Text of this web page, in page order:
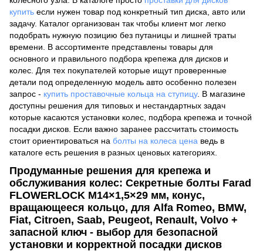
купить если нужен товар под конкретный тип диска, авто или
задачу. Каталог организован так чтобы клиент мог легко
подобрать нужную позицию без путаницы и лишней траты
времени. В ассортименте представлены товары для
основного и правильного подбора крепежа для дисков и
колес. Для тех покупателей которые ищут проверенные
детали под определенную модель авто особенно полезен
запрос - купить проставочные кольца на ступицу. В магазине
доступны решения для типовых и нестандартных задач
которые касаются установки колес, подбора крепежа и точной
посадки дисков. Если важно заранее рассчитать стоимость
стоит ориентироваться на болты на колеса цена ведь в
каталоге есть решения в разных ценовых категориях.
Продуманные решения для крепежа и
обслуживания колес: Секретные болты Farad
FLOWERLOCK M14×1,5×29 мм, конус,
вращающееся кольцо, для Alfa Romeo, BMW,
Fiat, Citroen, Saab, Peugeot, Renault, Volvo +
запасной ключ - выбор для безопасной
установки и корректной посадки дисков